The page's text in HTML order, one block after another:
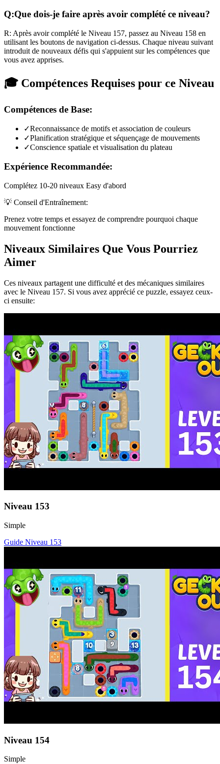
Q:Que dois-je faire après avoir complété ce niveau?
R: Après avoir complété le Niveau 157, passez au Niveau 158 en
utilisant les boutons de navigation ci-dessus. Chaque niveau suivant
introduit de nouveaux défis qui s'appuient sur les compétences que
vous avez apprises.
🎓 Compétences Requises pour ce Niveau
Compétences de Base:
✓Reconnaissance de motifs et association de couleurs
✓Planification stratégique et séquençage de mouvements
✓Conscience spatiale et visualisation du plateau
Expérience Recommandée:
Complétez 10-20 niveaux Easy d'abord
💡 Conseil d'Entraînement:
Prenez votre temps et essayez de comprendre pourquoi chaque
mouvement fonctionne
Niveaux Similaires Que Vous Pourriez
Aimer
Ces niveaux partagent une difficulté et des mécaniques similaires
avec le Niveau 157. Si vous avez apprécié ce puzzle, essayez ceux-
ci ensuite:
Niveau 153
Simple
Guide Niveau 153
Niveau 154
Simple